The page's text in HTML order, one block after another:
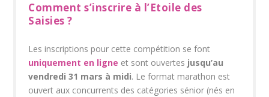
Comment s’inscrire à l’Etoile des
Saisies ?
Les inscriptions pour cette compétition se font
uniquement en ligne et sont ouvertes jusqu’au
vendredi 31 mars à midi. Le format marathon est
ouvert aux concurrents des catégories sénior (nés en